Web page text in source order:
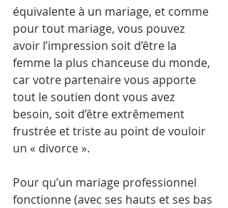
équivalente à un mariage, et comme
pour tout mariage, vous pouvez
avoir l’impression soit d’être la
femme la plus chanceuse du monde,
car votre partenaire vous apporte
tout le soutien dont vous avez
besoin, soit d’être extrêmement
frustrée et triste au point de vouloir
un « divorce ».
Pour qu’un mariage professionnel
fonctionne (avec ses hauts et ses bas